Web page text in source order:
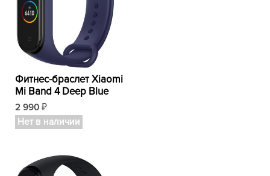
Фитнес-браслет Xiaomi
Mi Band 4 Deep Blue
2 990 ₽
Нет в наличии